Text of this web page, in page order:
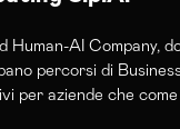
Human-AI Company,
percorsi di
per aziende che come